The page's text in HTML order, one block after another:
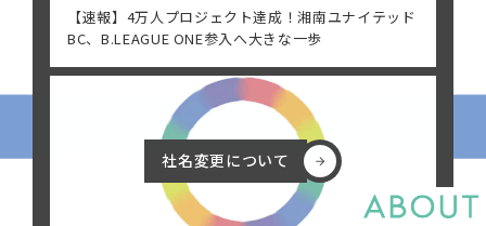
社名変更について
【速報】4万人プロジェクト達成！湘南ユナイテッド
BC、B.LEAGUE ONE参入へ大きな一歩
社名変更について